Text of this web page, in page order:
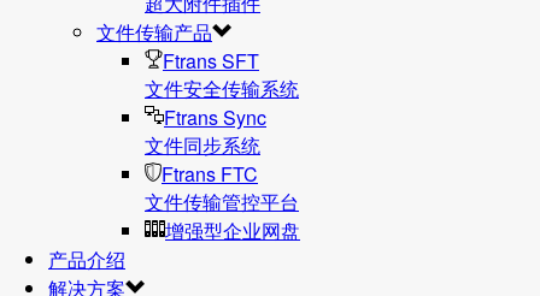
文件传输产品
Ftrans SFT
文件安全传输系统
Ftrans Sync
文件同步系统
Ftrans FTC
文件传输管控平台
增强型企业网盘
产品介绍
解决方案